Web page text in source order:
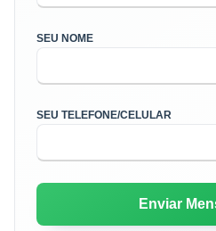
SEU NOME
SEU TELEFONE/CELULAR